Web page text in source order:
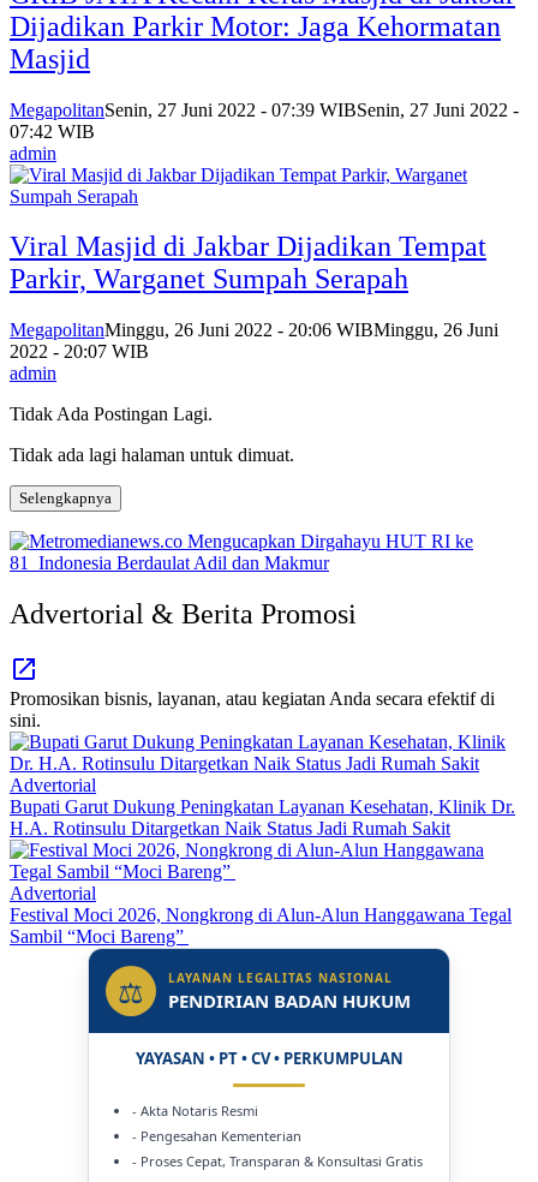
Dijadikan Parkir Motor: Jaga Kehormatan
Masjid
MegapolitanSenin, 27 Juni 2022 - 07:39 WIBSenin, 27 Juni 2022 -
07:42 WIB
admin
Viral Masjid di Jakbar Dijadikan Tempat
Parkir, Warganet Sumpah Serapah
MegapolitanMinggu, 26 Juni 2022 - 20:06 WIBMinggu, 26 Juni
2022 - 20:07 WIB
admin
Tidak Ada Postingan Lagi.
Tidak ada lagi halaman untuk dimuat.
Selengkapnya
Advertorial & Berita Promosi
Promosikan bisnis, layanan, atau kegiatan Anda secara efektif di
sini.
Advertorial
Bupati Garut Dukung Peningkatan Layanan Kesehatan, Klinik Dr.
H.A. Rotinsulu Ditargetkan Naik Status Jadi Rumah Sakit
Advertorial
Festival Moci 2026, Nongkrong di Alun-Alun Hanggawana Tegal
Sambil “Moci Bareng”
⚖ LAYANAN LEGALITAS NASIONAL
PENDIRIAN BADAN HUKUM
YAYASAN • PT • CV • PERKUMPULAN
- Akta Notaris Resmi
- Pengesahan Kementerian
- Proses Cepat, Transparan & Konsultasi Gratis